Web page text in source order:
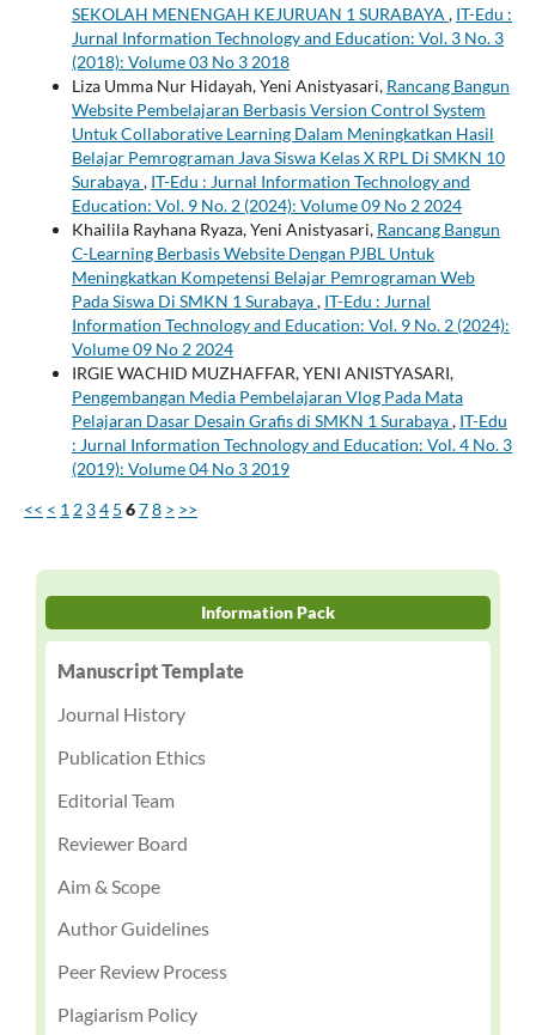
SEKOLAH MENENGAH KEJURUAN 1 SURABAYA , IT-Edu :
Jurnal Information Technology and Education: Vol. 3 No. 3
(2018): Volume 03 No 3 2018
Liza Umma Nur Hidayah, Yeni Anistyasari, Rancang Bangun
Website Pembelajaran Berbasis Version Control System
Untuk Collaborative Learning Dalam Meningkatkan Hasil
Belajar Pemrograman Java Siswa Kelas X RPL Di SMKN 10
Surabaya, IT-Edu : Jurnal Information Technology and
Education: Vol. 9 No. 2 (2024): Volume 09 No 2 2024
Khailila Rayhana Ryaza, Yeni Anistyasari, Rancang Bangun
C-Learning Berbasis Website Dengan PJBL Untuk
Meningkatkan Kompetensi Belajar Pemrograman Web
Pada Siswa Di SMKN 1 Surabaya, IT-Edu : Jurnal
Information Technology and Education: Vol. 9 No. 2 (2024):
Volume 09 No 2 2024
IRGIE WACHID MUZHAFFAR, YENI ANISTYASARI,
Pengembangan Media Pembelajaran Vlog Pada Mata
Pelajaran Dasar Desain Grafis di SMKN 1 Surabaya, IT-Edu
: Jurnal Information Technology and Education: Vol. 4 No. 3
(2019): Volume 04 No 3 2019
<< < 1 2 34 5 678 > >>
Information Pack
Manuscript Template
Journal History
Publication Ethics
Editorial Team
Reviewer Board
Aim & Scope
Author Guidelines
Peer Review Process
Plagiarism Policy